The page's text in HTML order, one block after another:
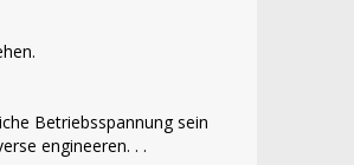
Betriebsspannung sein
engineeren. . .